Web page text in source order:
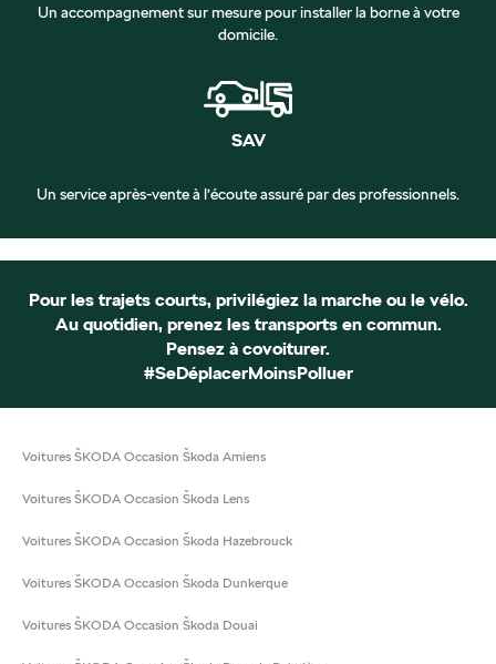
Un accompagnement sur mesure pour installer la borne à votre
domicile.
SAV
Un service après-vente à l’écoute assuré par des professionnels.
Pour les trajets courts, privilégiez la marche ou le vélo.
Au quotidien, prenez les transports en commun.
Pensez à covoiturer.
#SeDéplacerMoinsPolluer
Voitures ŠKODA Occasion Škoda Amiens
Voitures ŠKODA Occasion Škoda Lens
Voitures ŠKODA Occasion Škoda Hazebrouck
Voitures ŠKODA Occasion Škoda Dunkerque
Voitures ŠKODA Occasion Škoda Douai